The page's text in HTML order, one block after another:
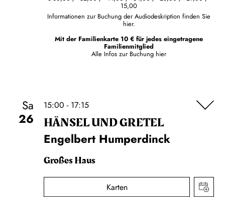
15,00
Informationen zur Buchung der Audiodeskription finden Sie
hier.
Mit der Familienkarte 10 € für jedes eingetragene
Familienmitglied
Alle Infos zur Buchung hier
Sa
26
15:00 - 17:15
HÄNSEL UND GRETEL
Engelbert Humperdinck
Großes Haus
Karten